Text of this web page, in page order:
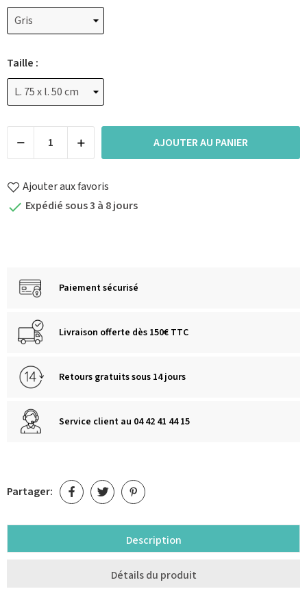
Taille :
AJOUTER AU PANIER
Ajouter aux favoris
 Expédié sous 3 à 8 jours
Paiement sécurisé
Livraison offerte dès 150€ TTC
Retours gratuits sous 14 jours
Service client au 04 42 41 44 15
Partager:
Description
Détails du produit